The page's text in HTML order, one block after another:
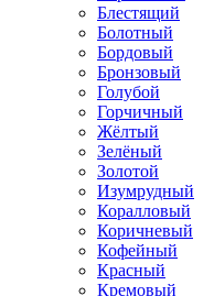
Блестящий
Болотный
Бордовый
Бронзовый
Голубой
Горчичный
Жёлтый
Зелёный
Золотой
Изумрудный
Коралловый
Коричневый
Кофейный
Красный
Кремовый